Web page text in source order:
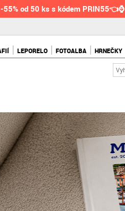
od 50 ks s kódem PRIN55👈⌚
LEPORELO FOTOALBA HRNEČKY